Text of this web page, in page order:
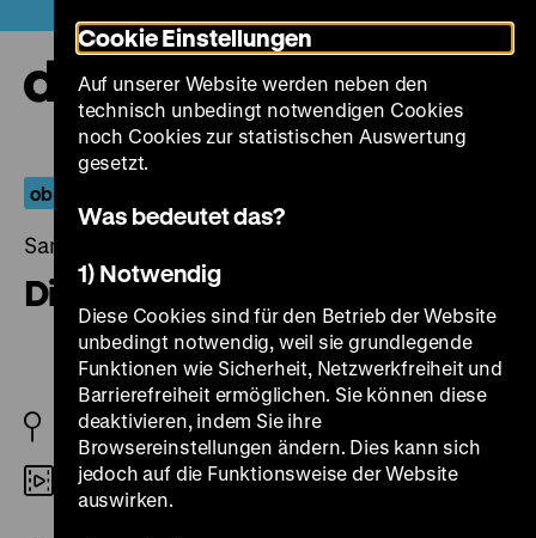
zum
Seiteninhalt
springen
ob kinder oder keine
Samstag, 18. März 2023, 20.00 Uhr
Die goldene Stadt
D 1942
DCP
Cookie Einstellungen
Auf unserer Website werden neben den
technisch unbedingt notwendigen Cookies
noch Cookies zur statistischen Auswertung
gesetzt.
Was bedeutet das?
1) Notwendig
Diese Cookies sind für den Betrieb der Website
unbedingt notwendig, weil sie grundlegende
Funktionen wie Sicherheit, Netzwerkfreiheit und
Barrierefreiheit ermöglichen. Sie können diese
deaktivieren, indem Sie ihre
Browsereinstellungen ändern. Dies kann sich
jedoch auf die Funktionsweise der Website
auswirken.